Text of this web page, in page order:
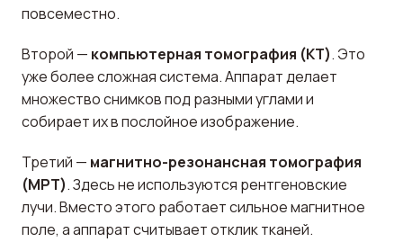
повсеместно.
Второй — компьютерная томография (КТ). Это
уже более сложная система. Аппарат делает
множество снимков под разными углами и
собирает их в послойное изображение.
Третий — магнитно-резонансная томография
(МРТ). Здесь не используются рентгеновские
лучи. Вместо этого работает сильное магнитное
поле, а аппарат считывает отклик тканей.